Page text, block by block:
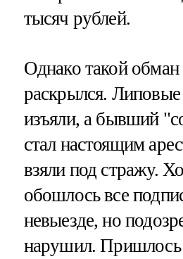
тысяч рублей.
Однако такой
раскрылся.
изъяли, а бывший
стал настоящим
взяли под стражу.
обошлось все
невыезде, но
нарушил. Пришлось